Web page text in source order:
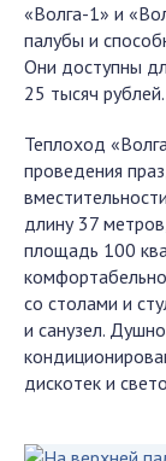
«Волга-1» и
палубы и
Они доступны
25 тысяч рублей.
Теплоход
проведения
длину 37
площадь 100
со столами и
и санузел.
дискотек и